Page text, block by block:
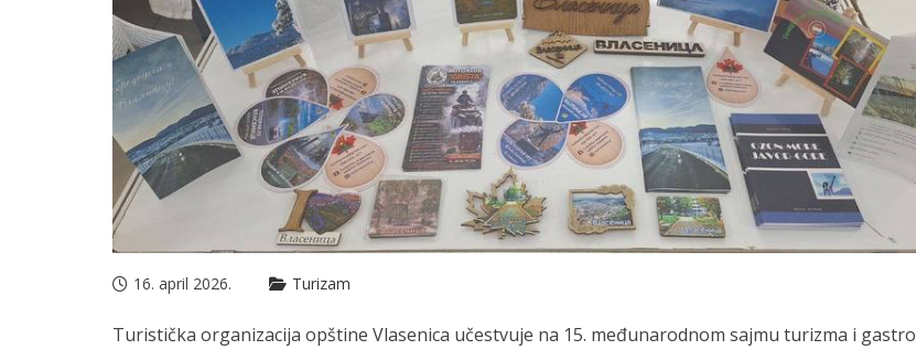
16. april 2026. Turizam
Turistička organizacija opštine Vlasenica učestvuje na 15. međunarodnom sajmu turizma i gastro